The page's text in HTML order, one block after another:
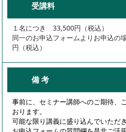
受講料
１名につき 33,500円（税込）
同一のお申込フォームよりお申込
円（税込）
備 考
事前に、セミナー講師へのご期待、
おります。
可能な限り講義に盛り込んでいただ